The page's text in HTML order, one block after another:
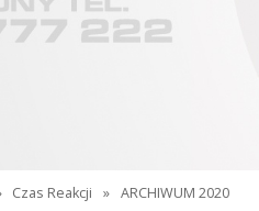
Czas Reakcji » ARCHIWUM 2020